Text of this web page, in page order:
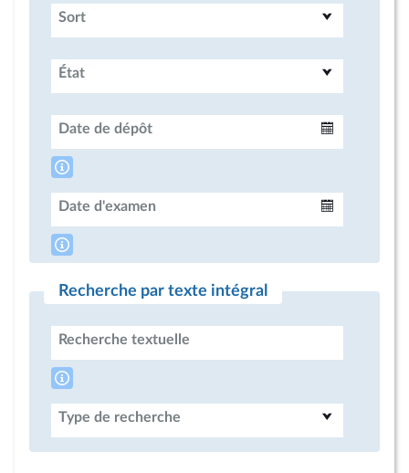
Sort
État
Date de dépôt
Date d'examen
Recherche par texte intégral
Recherche textuelle
Type de recherche